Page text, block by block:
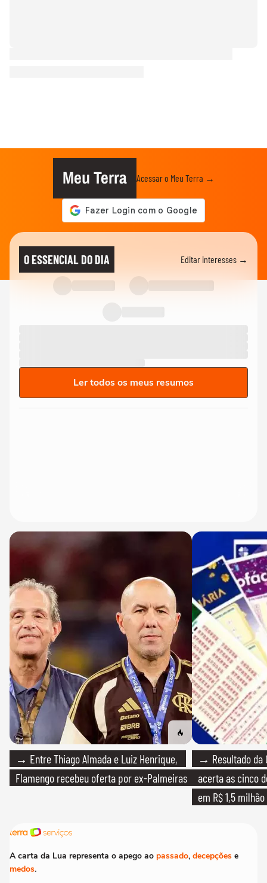
Meu Terra Acessar o Meu Terra →
O ESSENCIAL DO DIA Editar interesses →
Ler todos os meus resumos
→ Entre Thiago Almada e Luiz Henrique,
Flamengo recebeu oferta por ex-Palmeiras
→ Resultado da
acerta as cinco
em R$ 1,5 milhão
A carta da Lua representa o apego ao passado, decepções e
medos.